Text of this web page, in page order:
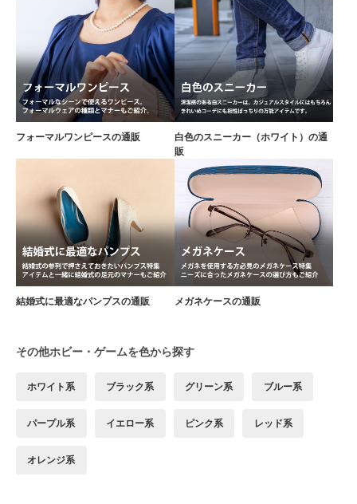
フォーマルワンピースの通販
白色のスニーカー（ホワイト）の通
販
結婚式に最適なパンプスの通販 メガネケースの通販
その他ホビー・ゲームを色から探す
ホワイト系 ブラック系 グリーン系 ブルー系
パープル系 イエロー系 ピンク系 レッド系
オレンジ系